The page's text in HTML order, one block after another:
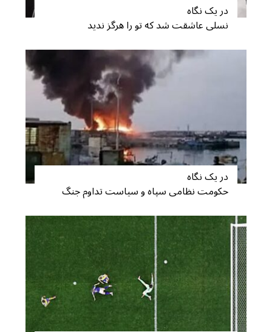
در یک نگاه
نسلی عاشقت شد که تو را هرگز ندید
در یک نگاه
حکومت نظامی سپاه و سیاست تداوم جنگ
S
e
a
o